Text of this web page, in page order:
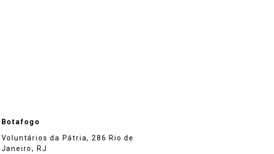
Botafogo
Voluntários da Pátria, 286 Rio de
Janeiro, RJ